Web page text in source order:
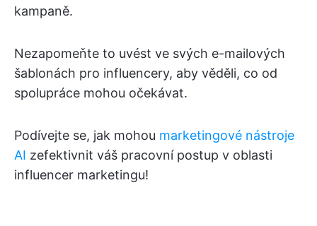
kampaně.
Nezapomeňte to uvést ve svých e-mailových
šablonách pro influencery, aby věděli, co od
spolupráce mohou očekávat.
Podívejte se, jak mohou marketingové nástroje
AI zefektivnit váš pracovní postup v oblasti
influencer marketingu!